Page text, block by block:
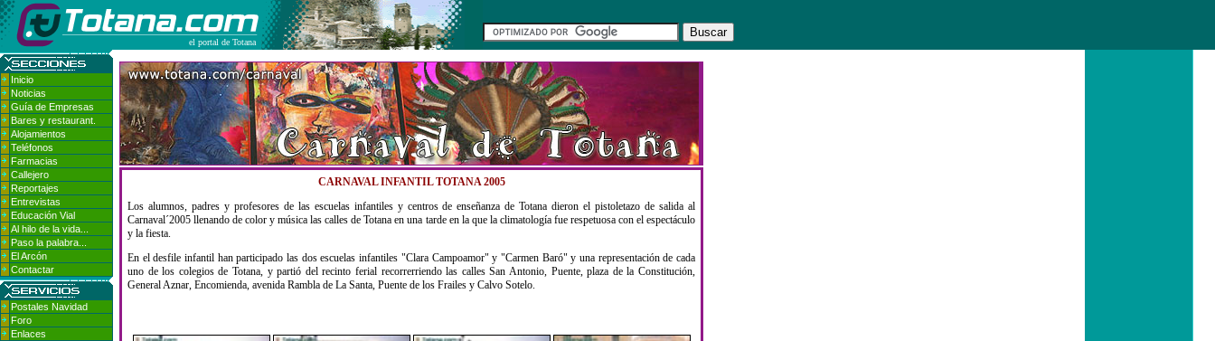
el portal de Totana
Inicio
Noticias
Guía de Empresas
Bares y restaurant.
Alojamientos
Teléfonos
Farmacias
Callejero
Reportajes
Entrevistas
Educación Vial
Al hilo de la vida...
Paso la palabra...
El Arcón
Contactar
Postales Navidad
Foro
Enlaces
CARNAVAL INFANTIL TOTANA 2005
Los alumnos, padres y profesores de las escuelas infantiles y centros de enseñanza de Totana dieron el pistoletazo de salida al
Carnaval´2005 llenando de color y música las calles de Totana en una tarde en la que la climatología fue respetuosa con el espectáculo
y la fiesta.
En el desfile infantil han participado las dos escuelas infantiles "Clara Campoamor" y "Carmen Baró" y una representación de cada
uno de los colegios de Totana, y partió del recinto ferial recorrerriendo las calles San Antonio, Puente, plaza de la Constitución,
General Aznar, Encomienda, avenida Rambla de La Santa, Puente de los Frailes y Calvo Sotelo.